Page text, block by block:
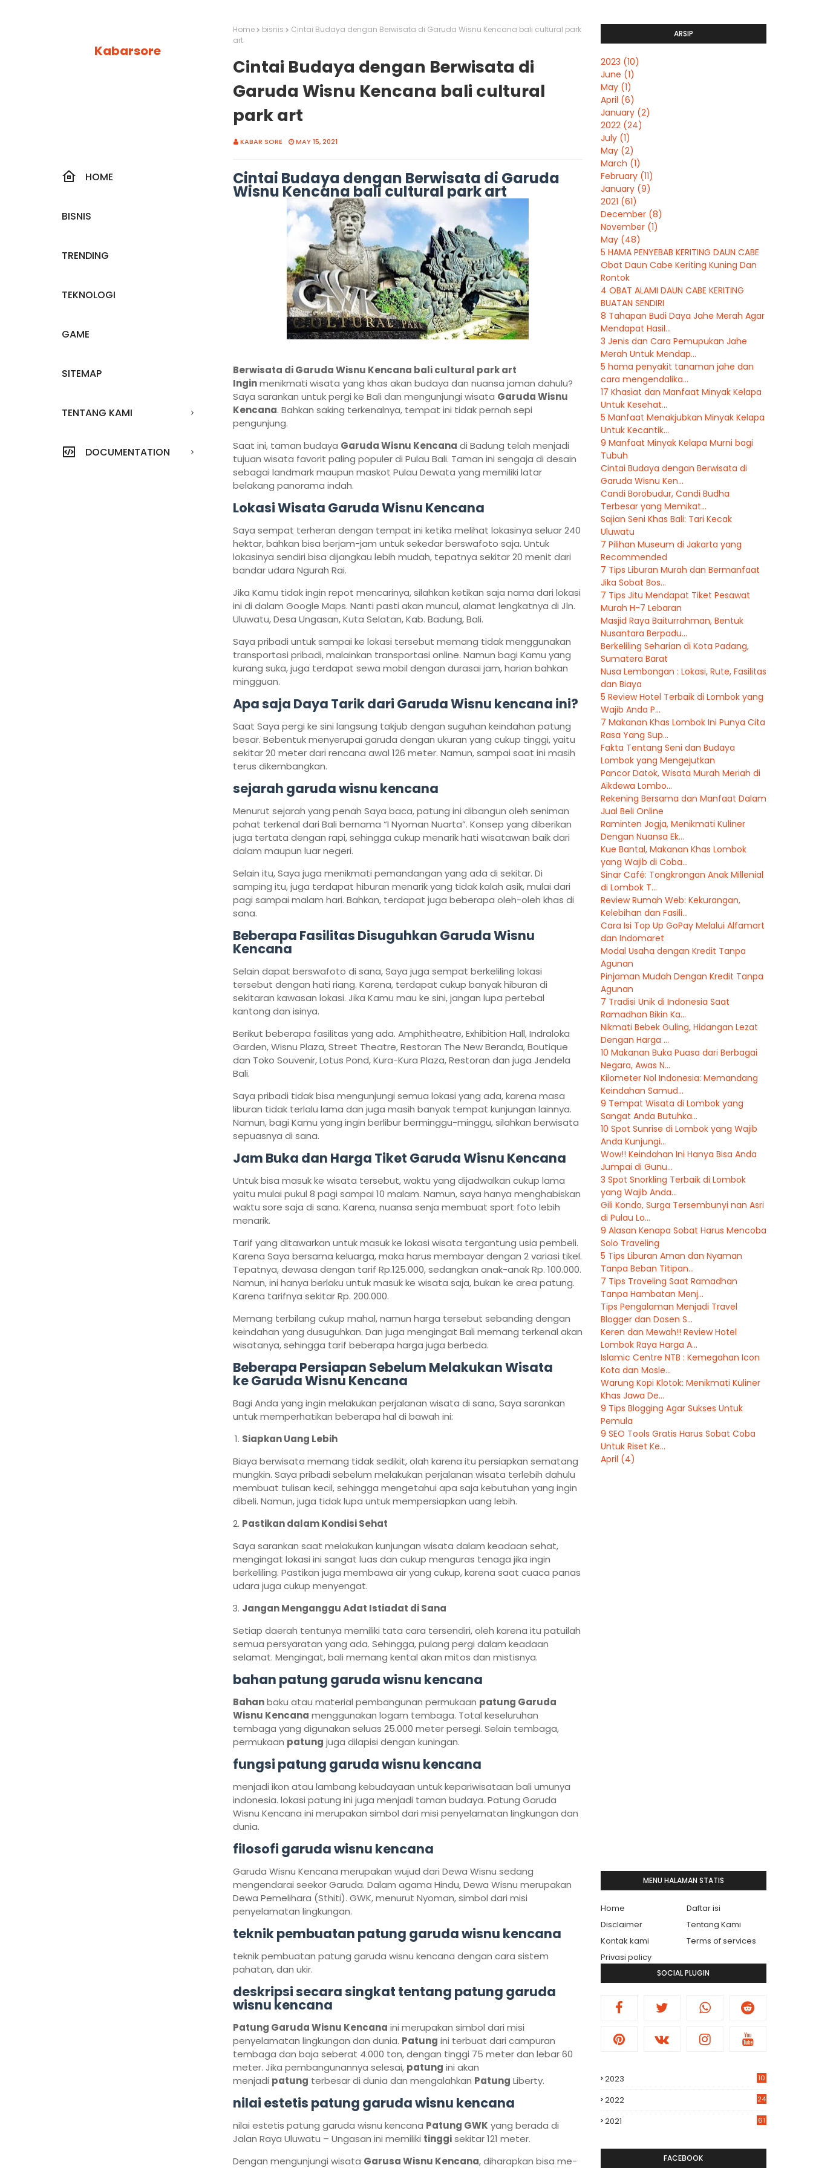
Kabarsore
HOME
BISNIS
TRENDING
TEKNOLOGI
GAME
SITEMAP
TENTANG KAMI
DOCUMENTATION
Home bisnis
Cintai Budaya dengan Berwisata di Garuda Wisnu Kencana bali cultural park
art
Cintai Budaya dengan Berwisata di
Garuda Wisnu Kencana bali cultural
park art
KABAR SORE MAY 15, 2021
Cintai Budaya dengan Berwisata di Garuda
Wisnu Kencana bali cultural park art
Berwisata di Garuda Wisnu Kencana bali cultural park art
Inginmenikmati wisata yang khas akan budaya dan nuansa jaman dahulu?
Saya sarankan untuk pergi ke Bali dan mengunjungi wisata Garuda Wisnu
Kencana. Bahkan saking terkenalnya, tempat ini tidak pernah sepi
pengunjung.
Saat ini, taman budaya Garuda Wisnu Kencana di Badung telah menjadi
tujuan wisata favorit paling populer di Pulau Bali. Taman ini sengaja di desain
sebagai landmark maupun maskot Pulau Dewata yang memiliki latar
belakang panorama indah.
Lokasi Wisata Garuda Wisnu Kencana
Saya sempat terheran dengan tempat ini ketika melihat lokasinya seluar 240
hektar, bahkan bisa berjam-jam untuk sekedar berswafoto saja. Untuk
lokasinya sendiri bisa dijangkau lebih mudah, tepatnya sekitar 20 menit dari
bandar udara Ngurah Rai.
Jika Kamu tidak ingin repot mencarinya, silahkan ketikan saja nama dari lokasi
ini di dalam Google Maps. Nanti pasti akan muncul, alamat lengkatnya di Jln.
Uluwatu, Desa Ungasan, Kuta Selatan, Kab. Badung, Bali.
Saya pribadi untuk sampai ke lokasi tersebut memang tidak menggunakan
transportasi pribadi, malainkan transportasi online. Namun bagi Kamu yang
kurang suka, juga terdapat sewa mobil dengan durasai jam, harian bahkan
mingguan.
Apa saja Daya Tarik dari Garuda Wisnu kencana ini?
Saat Saya pergi ke sini langsung takjub dengan suguhan keindahan patung
besar. Bebentuk menyerupai garuda dengan ukuran yang cukup tinggi, yaitu
sekitar 20 meter dari rencana awal 126 meter. Namun, sampai saat ini masih
terus dikembangkan.
sejarah garuda wisnu kencana
Menurut sejarah yang penah Saya baca, patung ini dibangun oleh seniman
pahat terkenal dari Bali bernama “I Nyoman Nuarta”. Konsep yang diberikan
juga tertata dengan rapi, sehingga cukup menarik hati wisatawan baik dari
dalam maupun luar negeri.
Selain itu, Saya juga menikmati pemandangan yang ada di sekitar. Di
samping itu, juga terdapat hiburan menarik yang tidak kalah asik, mulai dari
pagi sampai malam hari. Bahkan, terdapat juga beberapa oleh-oleh khas di
sana.
Beberapa Fasilitas Disuguhkan Garuda Wisnu
Kencana
Selain dapat berswafoto di sana, Saya juga sempat berkeliling lokasi
tersebut dengan hati riang. Karena, terdapat cukup banyak hiburan di
sekitaran kawasan lokasi. Jika Kamu mau ke sini, jangan lupa pertebal
kantong dan isinya.
Berikut beberapa fasilitas yang ada. Amphitheatre, Exhibition Hall, Indraloka
Garden, Wisnu Plaza, Street Theatre, Restoran The New Beranda, Boutique
dan Toko Souvenir, Lotus Pond, Kura-Kura Plaza, Restoran dan juga Jendela
Bali.
Saya pribadi tidak bisa mengunjungi semua lokasi yang ada, karena masa
liburan tidak terlalu lama dan juga masih banyak tempat kunjungan lainnya.
Namun, bagi Kamu yang ingin berlibur berminggu-minggu, silahkan berwisata
sepuasnya di sana.
Jam Buka dan Harga Tiket Garuda Wisnu Kencana
Untuk bisa masuk ke wisata tersebut, waktu yang dijadwalkan cukup lama
yaitu mulai pukul 8 pagi sampai 10 malam. Namun, saya hanya menghabiskan
waktu sore saja di sana. Karena, nuansa senja membuat sport foto lebih
menarik.
Tarif yang ditawarkan untuk masuk ke lokasi wisata tergantung usia pembeli.
Karena Saya bersama keluarga, maka harus membayar dengan 2 variasi tikel.
Tepatnya, dewasa dengan tarif Rp.125.000, sedangkan anak-anak Rp. 100.000.
Namun, ini hanya berlaku untuk masuk ke wisata saja, bukan ke area patung.
Karena tarifnya sekitar Rp. 200.000.
Memang terbilang cukup mahal, namun harga tersebut sebanding dengan
keindahan yang dusuguhkan. Dan juga mengingat Bali memang terkenal akan
wisatanya, sehingga tarif beberapa harga juga berbeda.
Beberapa Persiapan Sebelum Melakukan Wisata
keGaruda Wisnu Kencana
Bagi Anda yang ingin melakukan perjalanan wisata di sana, Saya sarankan
untuk memperhatikan beberapa hal di bawah ini:
Siapkan Uang Lebih
Biaya berwisata memang tidak sedikit, olah karena itu persiapkan sematang
mungkin. Saya pribadi sebelum melakukan perjalanan wisata terlebih dahulu
membuat tulisan kecil, sehingga mengetahui apa saja kebutuhan yang ingin
dibeli. Namun, juga tidak lupa untuk mempersiapkan uang lebih.
Pastikan dalam Kondisi Sehat
Saya sarankan saat melakukan kunjungan wisata dalam keadaan sehat,
mengingat lokasi ini sangat luas dan cukup menguras tenaga jika ingin
berkeliling. Pastikan juga membawa air yang cukup, karena saat cuaca panas
udara juga cukup menyengat.
Jangan Menganggu Adat Istiadat di Sana
Setiap daerah tentunya memiliki tata cara tersendiri, oleh karena itu patuilah
semua persyaratan yang ada. Sehingga, pulang pergi dalam keadaan
selamat. Mengingat, bali memang kental akan mitos dan mistisnya.
bahan patung garuda wisnu kencana
Bahanbaku atau material pembangunan permukaan patung Garuda
Wisnu Kencana menggunakan logam tembaga. Total keseluruhan
tembaga yang digunakan seluas 25.000 meter persegi. Selain tembaga,
permukaan patung juga dilapisi dengan kuningan.
fungsi patung garuda wisnu kencana
menjadi ikon atau lambang kebudayaan untuk kepariwisataan bali umunya
indonesia. lokasi patung ini juga menjadi taman budaya. Patung Garuda
Wisnu Kencana ini merupakan simbol dari misi penyelamatan lingkungan dan
dunia.
filosofi garuda wisnu kencana
Garuda Wisnu Kencana merupakan wujud dari Dewa Wisnu sedang
mengendarai seekor Garuda. Dalam agama Hindu, Dewa Wisnu merupakan
Dewa Pemelihara (Sthiti). GWK, menurut Nyoman, simbol dari misi
penyelamatan lingkungan.
teknik pembuatan patung garuda wisnu kencana
teknik pembuatan patung garuda wisnu kencana dengan cara sistem
pahatan, dan ukir.
deskripsi secara singkat tentang patung garuda
wisnu kencana
Patung Garuda Wisnu Kencana ini merupakan simbol dari misi
penyelamatan lingkungan dan dunia. Patung ini terbuat dari campuran
tembaga dan baja seberat 4.000 ton, dengan tinggi 75 meter dan lebar 60
meter. Jika pembangunannya selesai, patung ini akan
menjadi patung terbesar di dunia dan mengalahkan Patung Liberty.
nilai estetis patung garuda wisnu kencana
nilai estetis patung garuda wisnu kencana Patung GWK yang berada di
Jalan Raya Uluwatu – Ungasan ini memiliki tinggisekitar 121 meter.
Dengan mengunjungi wisata Garusa Wisnu Kencana, diharapkan bisa me-
ARSIP
2023 (10)
June (1)
May (1)
April (6)
January (2)
2022 (24)
July (1)
May (2)
March (1)
February (11)
January (9)
2021 (61)
December (8)
November (1)
May (48)
5 HAMA PENYEBAB KERITING DAUN CABE
Obat Daun Cabe Keriting Kuning Dan
Rontok
4 OBAT ALAMI DAUN CABE KERITING
BUATAN SENDIRI
8 Tahapan Budi Daya Jahe Merah Agar
Mendapat Hasil...
3 Jenis dan Cara Pemupukan Jahe
Merah Untuk Mendap...
5 hama penyakit tanaman jahe dan
cara mengendalika...
17 Khasiat dan Manfaat Minyak Kelapa
Untuk Kesehat...
5 Manfaat Menakjubkan Minyak Kelapa
Untuk Kecantik...
9 Manfaat Minyak Kelapa Murni bagi
Tubuh
Cintai Budaya dengan Berwisata di
Garuda Wisnu Ken...
Candi Borobudur, Candi Budha
Terbesar yang Memikat...
Sajian Seni Khas Bali: Tari Kecak
Uluwatu
7 Pilihan Museum di Jakarta yang
Recommended
7 Tips Liburan Murah dan Bermanfaat
Jika Sobat Bos...
7 Tips Jitu Mendapat Tiket Pesawat
Murah H-7 Lebaran
Masjid Raya Baiturrahman, Bentuk
Nusantara Berpadu...
Berkeliling Seharian di Kota Padang,
Sumatera Barat
Nusa Lembongan : Lokasi, Rute, Fasilitas
dan Biaya
5 Review Hotel Terbaik di Lombok yang
Wajib Anda P...
7 Makanan Khas Lombok Ini Punya Cita
Rasa Yang Sup...
Fakta Tentang Seni dan Budaya
Lombok yang Mengejutkan
Pancor Datok, Wisata Murah Meriah di
Aikdewa Lombo...
Rekening Bersama dan Manfaat Dalam
Jual Beli Online
Raminten Jogja, Menikmati Kuliner
Dengan Nuansa Ek...
Kue Bantal, Makanan Khas Lombok
yang Wajib di Coba...
Sinar Café: Tongkrongan Anak Millenial
di Lombok T...
Review Rumah Web: Kekurangan,
Kelebihan dan Fasili...
Cara Isi Top Up GoPay Melalui Alfamart
dan Indomaret
Modal Usaha dengan Kredit Tanpa
Agunan
Pinjaman Mudah Dengan Kredit Tanpa
Agunan
7 Tradisi Unik di Indonesia Saat
Ramadhan Bikin Ka...
Nikmati Bebek Guling, Hidangan Lezat
Dengan Harga ...
10 Makanan Buka Puasa dari Berbagai
Negara, Awas N...
Kilometer Nol Indonesia: Memandang
Keindahan Samud...
9 Tempat Wisata di Lombok yang
Sangat Anda Butuhka...
10 Spot Sunrise di Lombok yang Wajib
Anda Kunjungi...
Wow!! Keindahan Ini Hanya Bisa Anda
Jumpai di Gunu...
3 Spot Snorkling Terbaik di Lombok
yang Wajib Anda...
Gili Kondo, Surga Tersembunyi nan Asri
di Pulau Lo...
9 Alasan Kenapa Sobat Harus Mencoba
Solo Traveling
5 Tips Liburan Aman dan Nyaman
Tanpa Beban Titipan...
7 Tips Traveling Saat Ramadhan
Tanpa Hambatan Menj...
Tips Pengalaman Menjadi Travel
Blogger dan Dosen S...
Keren dan Mewah!! Review Hotel
Lombok Raya Harga A...
Islamic Centre NTB : Kemegahan Icon
Kota dan Mosle...
Warung Kopi Klotok: Menikmati Kuliner
Khas Jawa De...
9 Tips Blogging Agar Sukses Untuk
Pemula
9 SEO Tools Gratis Harus Sobat Coba
Untuk Riset Ke...
April (4)
MENU HALAMAN STATIS
Home
Daftar isi
Disclaimer
Tentang Kami
Kontak kami
Terms of services
Privasi policy
SOCIAL PLUGIN
2023 10
2022 24
2021 61
FACEBOOK